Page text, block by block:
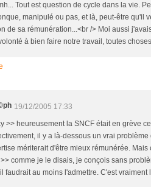
Tout est question de cycle dans la vie.
manipulé ou pas, et là, peut-être qu'il
de sa rémunération...<br /> Moi aussi
à bien faire notre travail, toutes
19/12/2005 17:33
>> heureusement la SNCF était en grève
il y a là-dessous un vrai
mériterait d'être mieux rémunérée.
comme je le disais, je conçois sans
faudrait au moins l'admettre. C'est